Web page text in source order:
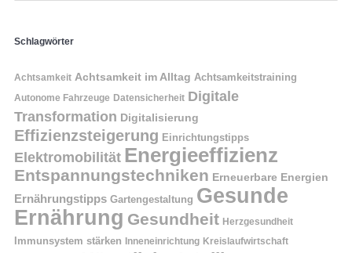
Schlagwörter
Achtsamkeit Achtsamkeit im Alltag Achtsamkeitstraining
Autonome Fahrzeuge Datensicherheit Digitale
Transformation Digitalisierung
Effizienzsteigerung Einrichtungstipps
Elektromobilität Energieeffizienz
Entspannungstechniken Erneuerbare Energien
Ernährungstipps Gartengestaltung Gesunde
Ernährung Gesundheit Herzgesundheit
Immunsystem stärken Inneneinrichtung Kreislaufwirtschaft